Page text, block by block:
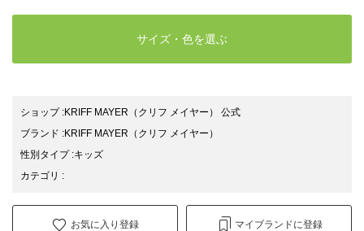
サイズ・色を選ぶ
ショップ:KRIFF MAYER（クリフ メイヤー） 公式
ブランド :KRIFF MAYER （クリフ メイヤー）
性別タイプ:キッズ
カテゴリ :
お気に入り登録 マイブランドに登録